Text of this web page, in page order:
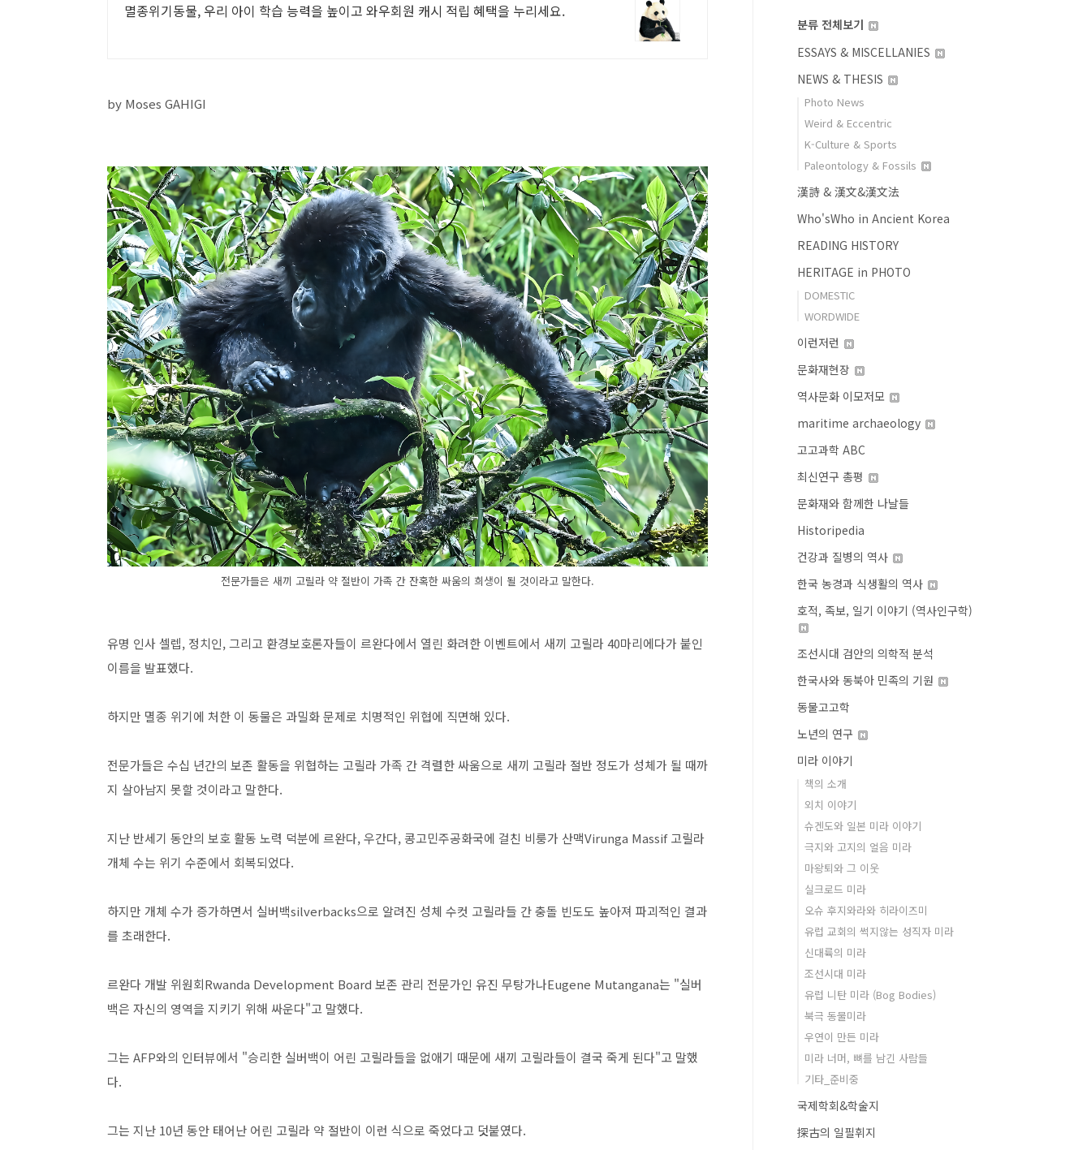
멸종위기동물, 우리 아이 학습 능력을 높이고 와우회원 캐시 적립 혜택을 누리세요.
by Moses GAHIGI
전문가들은 새끼 고릴라 약 절반이 가족 간 잔혹한 싸움의 희생이 될 것이라고 말한다.
유명 인사 셀렙, 정치인, 그리고 환경보호론자들이 르완다에서 열린 화려한 이벤트에서 새끼 고릴라 40마리에다가 붙인
이름을 발표했다.
하지만 멸종 위기에 처한 이 동물은 과밀화 문제로 치명적인 위협에 직면해 있다.
전문가들은 수십 년간의 보존 활동을 위협하는 고릴라 가족 간 격렬한 싸움으로 새끼 고릴라 절반 정도가 성체가 될 때까
지 살아남지 못할 것이라고 말한다.
지난 반세기 동안의 보호 활동 노력 덕분에 르완다, 우간다, 콩고민주공화국에 걸친 비룽가 산맥Virunga Massif 고릴라
개체 수는 위기 수준에서 회복되었다.
하지만 개체 수가 증가하면서 실버백silverbacks으로 알려진 성체 수컷 고릴라들 간 충돌 빈도도 높아져 파괴적인 결과
를 초래한다.
르완다 개발 위원회Rwanda Development Board 보존 관리 전문가인 유진 무탕가나Eugene Mutangana는 "실버
백은 자신의 영역을 지키기 위해 싸운다"고 말했다.
그는 AFP와의 인터뷰에서 "승리한 실버백이 어린 고릴라들을 없애기 때문에 새끼 고릴라들이 결국 죽게 된다"고 말했
다.
그는 지난 10년 동안 태어난 어린 고릴라 약 절반이 이런 식으로 죽었다고 덧붙였다.
분류 전체보기
ESSAYS & MISCELLANIES
NEWS & THESIS
Photo News
Weird & Eccentric
K-Culture & Sports
Paleontology & Fossils
漢詩 & 漢文&漢文法
Who'sWho in Ancient Korea
READING HISTORY
HERITAGE in PHOTO
DOMESTIC
WORDWIDE
이런저런
문화재현장
역사문화 이모저모
maritime archaeology
고고과학 ABC
최신연구 총평
문화재와 함께한 나날들
Historipedia
건강과 질병의 역사
한국 농경과 식생활의 역사
호적, 족보, 일기 이야기 (역사인구학)
조선시대 검안의 의학적 분석
한국사와 동북아 민족의 기원
동물고고학
노년의 연구
미라 이야기
책의 소개
외치 이야기
슈겐도와 일본 미라 이야기
극지와 고지의 얼음 미라
마왕퇴와 그 이웃
실크로드 미라
오슈 후지와라와 히라이즈미
유럽 교회의 썩지않는 성직자 미라
신대륙의 미라
조선시대 미라
유럽 니탄 미라 (Bog Bodies)
북극 동물미라
우연이 만든 미라
미라 너머, 뼈를 남긴 사람들
기타_준비중
국제학회&학술지
探古의 일필휘지